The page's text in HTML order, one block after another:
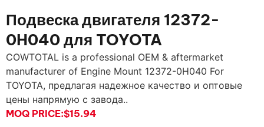
Подвеска двигателя 12372-
0H040 для TOYOTA
COWTOTAL is a professional OEM & aftermarket
manufacturer of Engine Mount 12372-0H040 For
TOYOTA, предлагая надежное качество и оптовые
цены напрямую с завода..
MOQ PRICE:$15.94